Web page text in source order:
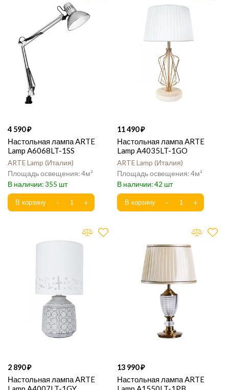
4 590
Настольная лампа ARTE
Lamp A6068LT-1SS
ARTE Lamp Италия
4
355
11 490
Настольная лампа ARTE
Lamp A4035LT-1GO
ARTE Lamp Италия
4
42
2 890
Настольная лампа ARTE
13 990
Настольная лампа ARTE